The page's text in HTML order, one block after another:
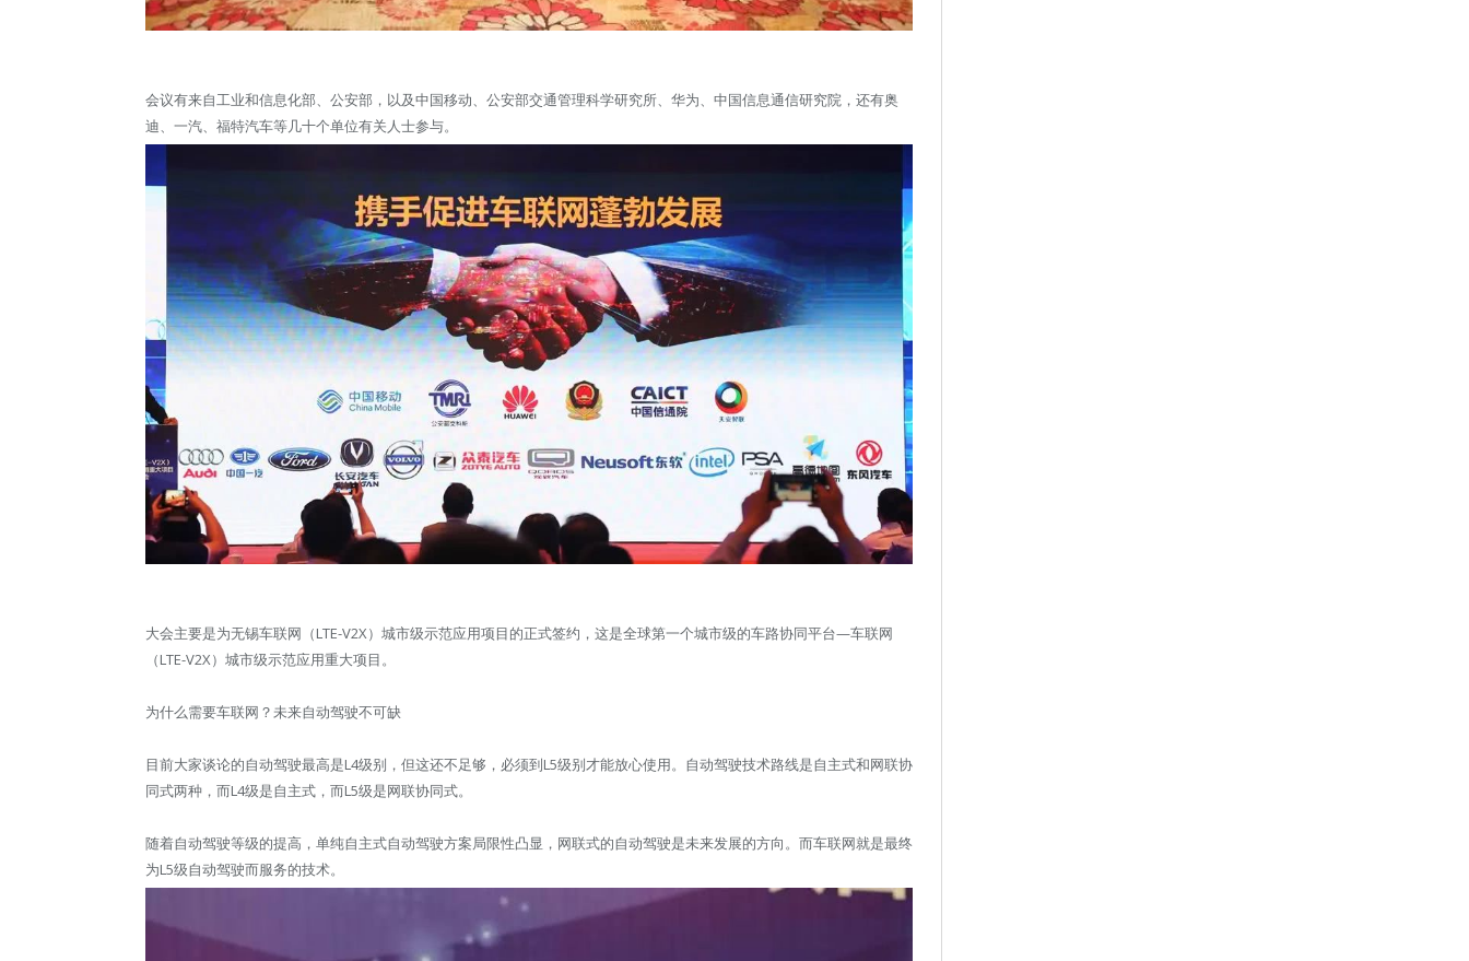
会议有来自工业和信息化部、公安部，以及中国移动、公安部交通管理科学研究所、华为、中国信息通信研究院，还有奥
迪、一汽、福特汽车等几十个单位有关人士参与。
大会主要是为无锡车联网（LTE-V2X）城市级示范应用项目的正式签约，这是全球第一个城市级的车路协同平台—车联网
（LTE-V2X）城市级示范应用重大项目。
为什么需要车联网？未来自动驾驶不可缺
目前大家谈论的自动驾驶最高是L4级别，但这还不足够，必须到L5级别才能放心使用。自动驾驶技术路线是自主式和网联协
同式两种，而L4级是自主式，而L5级是网联协同式。
随着自动驾驶等级的提高，单纯自主式自动驾驶方案局限性凸显，网联式的自动驾驶是未来发展的方向。而车联网就是最终
为L5级自动驾驶而服务的技术。